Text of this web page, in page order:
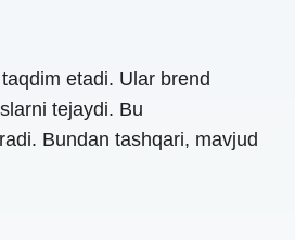
etadi. Ular brend
tejaydi. Bu
Bundan tashqari, mavjud